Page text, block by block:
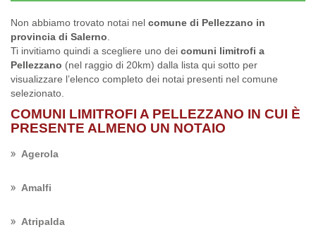
Non abbiamo trovato notai nel comune di Pellezzano in
provincia di Salerno
Ti invitiamo quindi a scegliere uno dei comuni limitrofi a
Pellezzano (nel raggio di 20km) dalla lista qui sotto per
visualizzare l’elenco completo dei notai presenti nel comune
selezionato.
COMUNI LIMITROFI A PELLEZZANO IN CUI È
PRESENTE ALMENO UN NOTAIO
Agerola
Amalfi
Atripalda